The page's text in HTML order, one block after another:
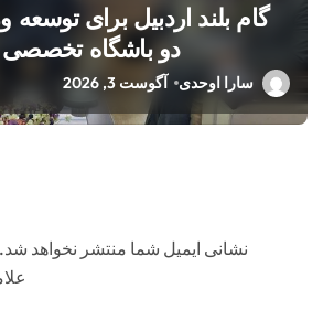
گام بلند اردبیل برای توسعه
دو باشگاه
سارا اوحدی آگوست 3, 2026
نشانی ایمیل شما منتشر نخواهد شد.